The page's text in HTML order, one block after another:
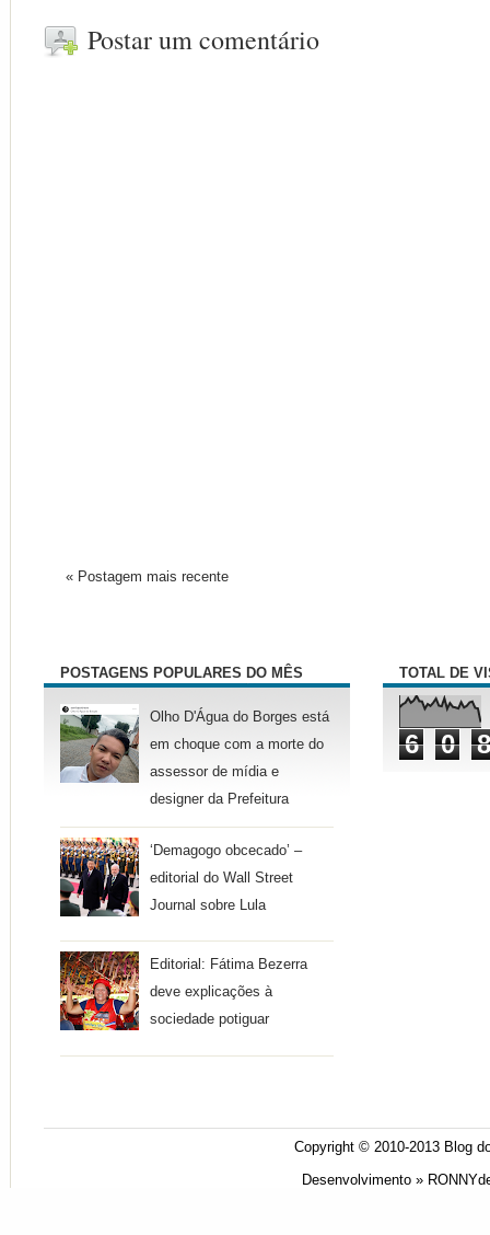
Postar um comentário
« Postagem mais recente
POSTAGENS POPULARES DO MÊS
Olho D'Água do Borges está
em choque com a morte do
assessor de mídia e
designer da Prefeitura
‘Demagogo obcecado’ –
editorial do Wall Street
Journal sobre Lula
Editorial: Fátima Bezerra
deve explicações à
sociedade potiguar
TOTAL DE
6 0 8
Copyright © 2010-2013 Blog
Desenvolvimento »